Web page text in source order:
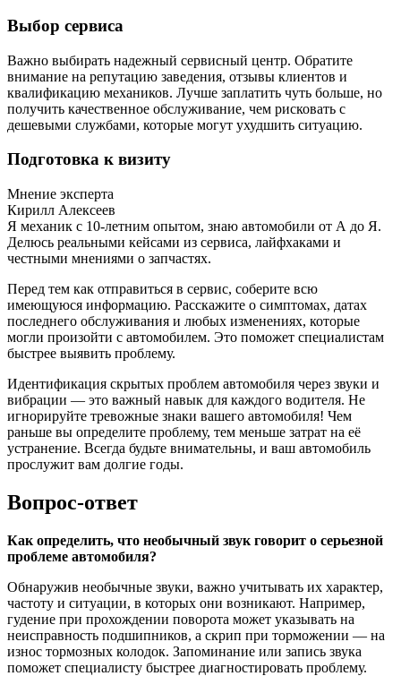
Выбор сервиса
Важно выбирать надежный сервисный центр. Обратите
внимание на репутацию заведения, отзывы клиентов и
квалификацию механиков. Лучше заплатить чуть больше, но
получить качественное обслуживание, чем рисковать с
дешевыми службами, которые могут ухудшить ситуацию.
Подготовка к визиту
Мнение эксперта
Кирилл Алексеев
Я механик с 10-летним опытом, знаю автомобили от А до Я.
Делюсь реальными кейсами из сервиса, лайфхаками и
честными мнениями о запчастях.
Перед тем как отправиться в сервис, соберите всю
имеющуюся информацию. Расскажите о симптомах, датах
последнего обслуживания и любых изменениях, которые
могли произойти с автомобилем. Это поможет специалистам
быстрее выявить проблему.
Идентификация скрытых проблем автомобиля через звуки и
вибрации — это важный навык для каждого водителя. Не
игнорируйте тревожные знаки вашего автомобиля! Чем
раньше вы определите проблему, тем меньше затрат на её
устранение. Всегда будьте внимательны, и ваш автомобиль
прослужит вам долгие годы.
Вопрос-ответ
Как определить, что необычный звук говорит о серьезной
проблеме автомобиля?
Обнаружив необычные звуки, важно учитывать их характер,
частоту и ситуации, в которых они возникают. Например,
гудение при прохождении поворота может указывать на
неисправность подшипников, а скрип при торможении — на
износ тормозных колодок. Запоминание или запись звука
поможет специалисту быстрее диагностировать проблему.